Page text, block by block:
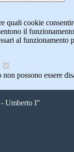
quali cookie
il
al funzionamento
possono essere
Umberto I"